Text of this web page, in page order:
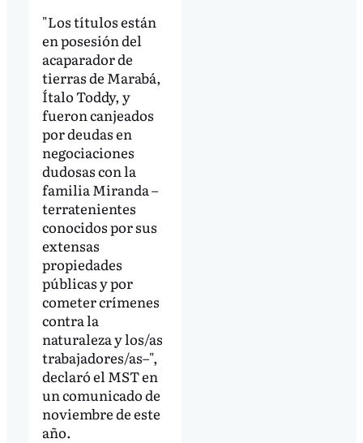
"Los títulos están
en posesión del
acaparador de
tierras de Marabá,
Ítalo Toddy, y
fueron canjeados
por deudas en
negociaciones
dudosas con la
familia Miranda –
terratenientes
conocidos por sus
extensas
propiedades
públicas y por
cometer crímenes
contra la
naturaleza y los/as
trabajadores/as–",
declaró el MST en
un comunicado de
noviembre de este
año.